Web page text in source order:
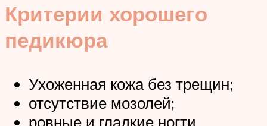
Критерии хорошего
педикюра
Ухоженная кожа без трещин;
отсутствие мозолей;
ровные и гладкие ногти